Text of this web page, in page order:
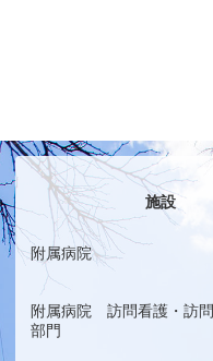
施設
附属病院
附属病院 訪問看護・訪問
部門